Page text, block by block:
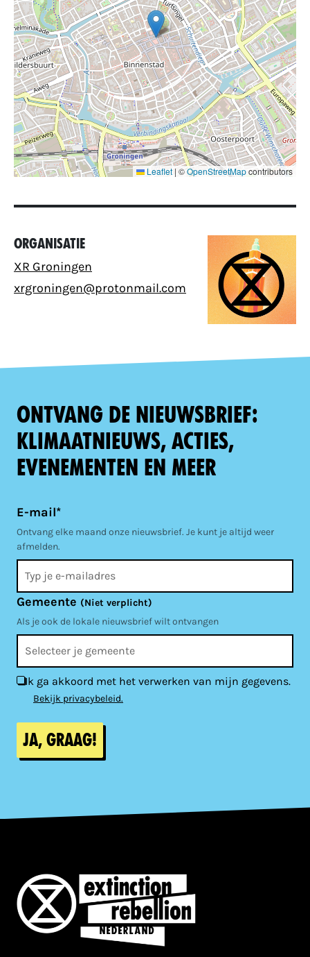
Leaflet| ©OpenStreetMapcontributors
Organisatie
XR Groningen
xrgroningen@protonmail.com
Ontvang de nieuwsbrief:
klimaatnieuws, acties,
evenementen en meer
E-mail*
Ontvang elke maand onze nieuwsbrief. Je kunt je altijd weer
afmelden.
Gemeente (Niet verplicht)
Als je ook de lokale nieuwsbrief wilt ontvangen
Ik ga akkoord met het verwerken van mijn gegevens.
Bekijk privacybeleid.
Ja, graag!